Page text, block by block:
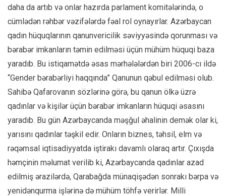
daha da artıb və onlar hazırda parlament komitələrində, o
cümlədən rəhbər vəzifələrdə fəal rol oynayırlar. Azərbaycan
qadın hüquqlarının qanunvericilik səviyyəsində qorunması və
bərabər imkanların təmin edilməsi üçün mühüm hüquqi baza
yaradıb. Bu istiqamətdə əsas mərhələlərdən biri 2006-cı ildə
“Gender bərabərliyi haqqında” Qanunun qəbul edilməsi olub.
Sahibə Qafarovanın sözlərinə görə, bu qanun ölkə üzrə
qadınlar və kişilər üçün bərabər imkanların hüquqi əsasını
yaradıb. Bu gün Azərbaycanda məşğul əhalinin demək olar ki,
yarısını qadınlar təşkil edir. Onların biznes, təhsil, elm və
rəqəmsal iqtisadiyyatda iştirakı davamlı olaraq artır. Çıxışda
həmçinin məlumat verilib ki, Azərbaycanda qadınlar azad
edilmiş ərazilərdə, Qarabağda münaqişədən sonrakı bərpa və
yenidənqurma işlərinə də mühüm töhfə verirlər. Milli